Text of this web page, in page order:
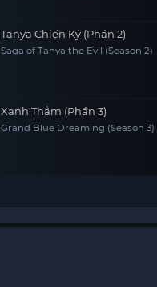
Tanya Chiến Ký (Phần 2)
Saga of Tanya the Evil (Season 2)
Xanh Thẳm (Phần 3)
Grand Blue Dreaming (Season 3)